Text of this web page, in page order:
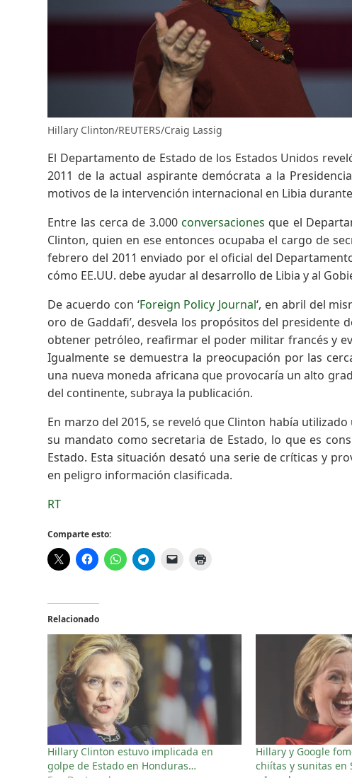
Hillary Clinton/REUTERS/Craig Lassig
El Departamento de Estado de los Estados Unidos
2011 de la actual aspirante demócrata a la
motivos de la intervención internacional en Libia
Entre las cerca de 3.000 conversaciones que el
Clinton, quien en ese entonces ocupaba el cargo de
febrero del 2011 enviado por el oficial del
cómo EE.UU. debe ayudar al desarrollo de Libia y al
De acuerdo con ‘Foreign Policy Journal‘, en abril del
oro de Gaddafi’, desvela los propósitos del presidente
obtener petróleo, reafirmar el poder militar francés y
Igualmente se demuestra la preocupación por las
una nueva moneda africana que provocaría un alto
del continente, subraya la publicación.
En marzo del 2015, se reveló que Clinton había
su mandato como secretaria de Estado, lo que es
Estado. Esta situación desató una serie de críticas y
en peligro información clasificada.
RT
Comparte esto:
Relacionado
Hillary Clinton estuvo implicada en
golpe de Estado en Honduras…
Hillary y Google
chiítas y sunitas en